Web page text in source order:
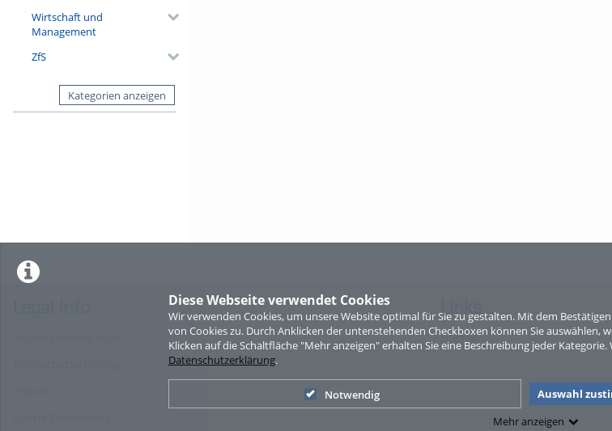
Diese Webseite verwendet Cookies
Wir verwenden Cookies, um unsere Website optimal für Sie zu gestalten. Mit dem
von Cookies zu. Durch Anklicken der untenstehenden Checkboxen können Sie auswählen,
Klicken auf die Schaltfläche "Mehr anzeigen" erhalten Sie eine Beschreibung jeder
Datenschutzerklärung.
Notwendig Auswahl
Mehr anzeigen
Wirtschaft und
Management
ZfS
Kategorien anzeigen
Links
Sitemap